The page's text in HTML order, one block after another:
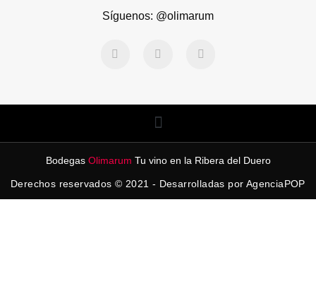
Síguenos: @olimarum
Bodegas Olimarum Tu vino en la Ribera del Duero
Derechos reservados © 2021 - Desarrolladas por AgenciaPOP